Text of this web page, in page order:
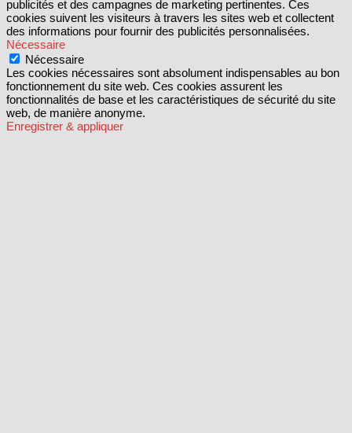
publicités et des campagnes de marketing pertinentes. Ces
cookies suivent les visiteurs à travers les sites web et collectent
des informations pour fournir des publicités personnalisées.
Nécessaire
Nécessaire
Les cookies nécessaires sont absolument indispensables au bon
fonctionnement du site web. Ces cookies assurent les
fonctionnalités de base et les caractéristiques de sécurité du site
web, de manière anonyme.
Enregistrer & appliquer